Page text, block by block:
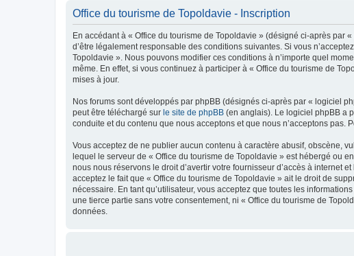
Office du tourisme de Topoldavie - Inscription
En accédant à « Office du tourisme de Topoldavie » (désigné ci-après par
d’être légalement responsable des conditions suivantes. Si vous
Topoldavie ». Nous pouvons modifier ces conditions à n’importe quel
même. En effet, si vous continuez à participer à « Office du tourisme de
mises à jour.
Nos forums sont développés par phpBB (désignés ci-après par « logiciel
peut être téléchargé sur le site de phpBB (en anglais). Le logiciel phpBB a
conduite et du contenu que nous acceptons et que nous n’acceptons pas.
Vous acceptez de ne publier aucun contenu à caractère abusif, obscène,
lequel le serveur de « Office du tourisme de Topoldavie » est hébergé ou
nous nous réservons le droit d’avertir votre fournisseur d’accès à internet
acceptez le fait que « Office du tourisme de Topoldavie » ait le droit de
nécessaire. En tant qu’utilisateur, vous acceptez que toutes les
une tierce partie sans votre consentement, ni « Office du tourisme de
données.